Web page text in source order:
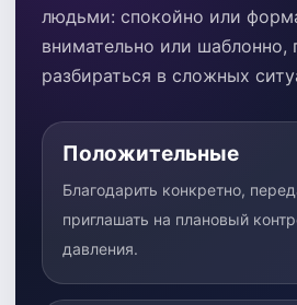
людьми: спокойно или
внимательно или шаблонно,
разбираться в сложных
Положительные
Благодарить конкретно,
приглашать на плановый
давления.